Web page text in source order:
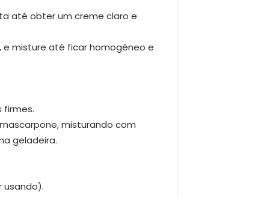
até obter um creme claro e
e misture até ficar homogêneo e
misturando com
geladeira.
usando).